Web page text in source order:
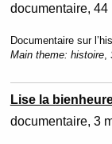
documentaire 44
Documentaire sur
Main theme: histoire,
Lise la
documentaire 3